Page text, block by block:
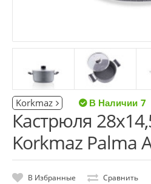
Korkmaz 7
Кастрюля
Korkmaz Palma
В Избранные Сравнить